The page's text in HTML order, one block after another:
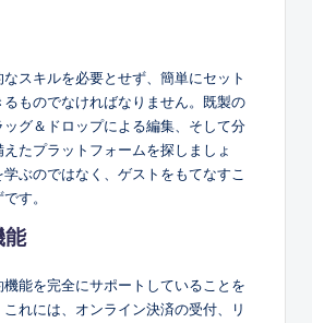
スキルを必要とせず、簡単にセット
ものでなければなりません。既製の
グ＆ドロップによる編集、そして分
たプラットフォームを探しましょ
ぶのではなく、ゲストをもてなすこ
す。
能
能を完全にサポートしていることを
れには、オンライン決済の受付、リ